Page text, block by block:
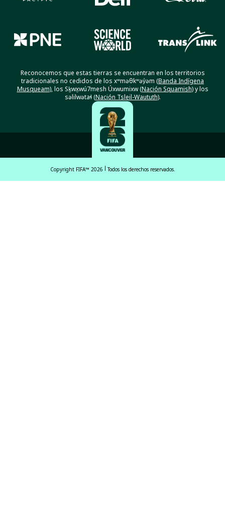
Reconocemos que estas tierras se encuentran en los territorios
tradicionales no cedidos de los xʷməθkʷəy̓əm (Banda Indígena
Musqueam), los Sḵwx̱wú7mesh Úxwumixw (Nación Squamish) y los
səlilwətaɬ (Nación Tsleil-Waututh).
Copyright FIFA™ 2026 Todos los derechos reservados.